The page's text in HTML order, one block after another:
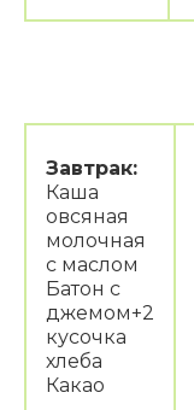
Завтрак:
Каша
овсяная
молочная
с маслом
Батон с
джемом+2
кусочка
хлеба
Какао